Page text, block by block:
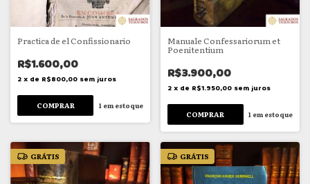
Practica de el Confissionario
R$1.600,00
2 x de R$800,00 sem juros
1 em estoque
Manuale Confessariorum et
Poenitentium
R$3.900,00
2 x de R$1.950,00 sem juros
1 em estoque
GRÁTIS GRÁTIS